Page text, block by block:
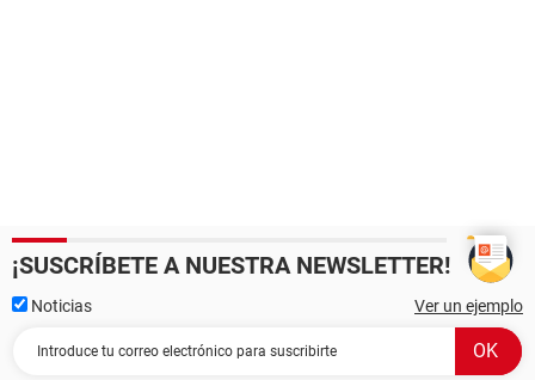
¡SUSCRÍBETE A NUESTRA NEWSLETTER!
Noticias Ver un ejemplo